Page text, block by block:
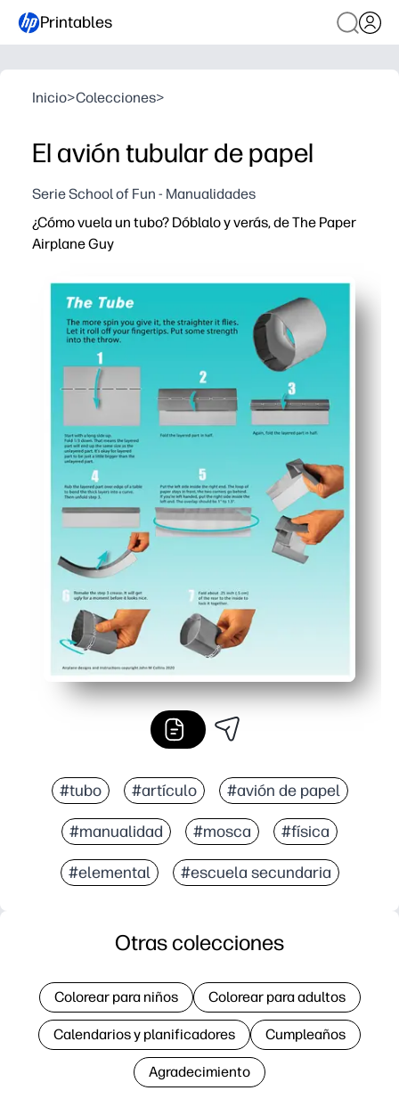
Printables
Inicio>Colecciones>
El avión tubular de papel
Serie School of Fun - Manualidades
¿Cómo vuela un tubo? Dóblalo y verás, de The Paper
Airplane Guy
#tubo #artículo #avión de papel
#manualidad #mosca #física
#elemental #escuela secundaria
Otras colecciones
Colorear para niños Colorear para adultos
Calendarios y planificadores Cumpleaños
Agradecimiento